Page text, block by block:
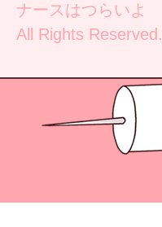
ナースはつらいよ
All Rights Reserved.